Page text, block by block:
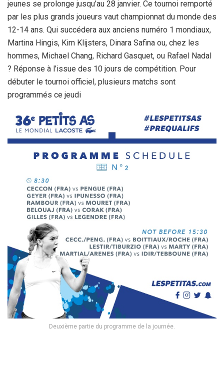
jeunes se prolonge jusqu’au 28 janvier. Ce tournoi remporté
par les plus grands joueurs vaut championnat du monde des
12-14 ans. Qui succédera aux anciens numéro 1 mondiaux,
Martina Hingis, Kim Klijsters, Dinara Safina ou, chez les
hommes, Michael Chang, Richard Gasquet, ou Rafael Nadal
? Réponse à l’issue des 10 jours de compétition. Pour
débuter le tournoi officiel, plusieurs matchs sont
programmés ce jeudi
Deuxième partie du programme de la journée.